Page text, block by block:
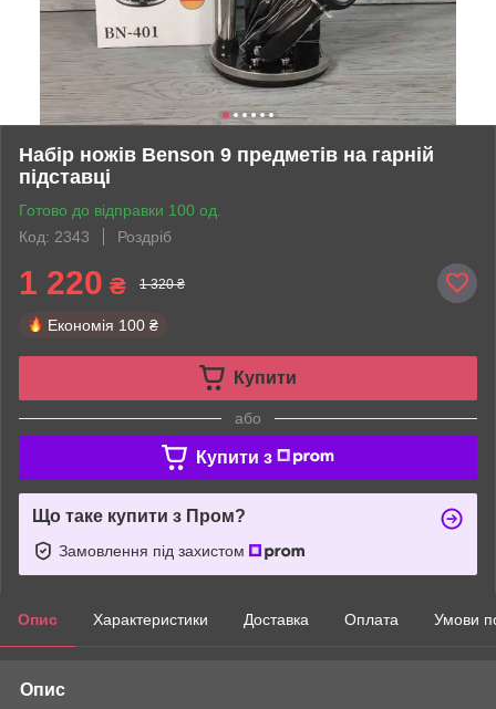
Набір ножів Benson 9 предметів на гарній
підставці
Готово до відправки 100 од.
Код: 2343
Роздріб
1 220 ₴ 1 320 ₴
Економія 100 ₴
Купити
або
Купити з
Що таке купити з Пром?
Замовлення під захистом
Опис Характеристики Доставка Оплата Умови
Опис